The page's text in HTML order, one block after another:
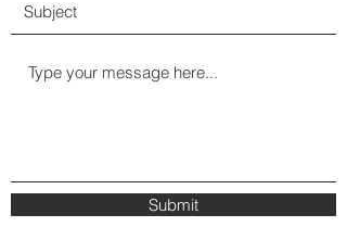
Submit